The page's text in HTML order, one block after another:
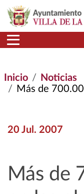
Pasar al contenido principal
Inicio
Noticias
Más de 700.000 Euros En Las
20 Jul. 2007
Más de